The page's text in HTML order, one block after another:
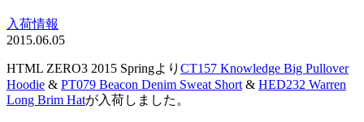
入荷情報
2015.06.05
HTML ZERO3 2015 Springより CT157 Knowledge Big Pullover
Hoodie & PT079 Beacon Denim Sweat Short & HED232 Warren
Long Brim Hatが入荷しました。